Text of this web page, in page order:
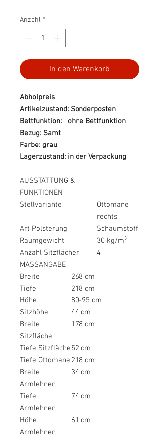
Anzahl *
In den Warenkorb
Abholpreis
Artikelzustand: Sonderposten
Bettfunktion: ohne Bettfunktion
Bezug: Samt
Farbe: grau
Lagerzustand: in der Verpackung
AUSSTATTUNG &
FUNKTIONEN
Stellvariante
Ottomane
rechts
Art Polsterung
Schaumstoff
Raumgewicht
30 kg/m³
Anzahl Sitzflächen
4
MASSANGABE
Breite
268 cm
Tiefe
218 cm
Höhe
80-95 cm
Sitzhöhe
44 cm
Breite
Sitzfläche
178 cm
Tiefe Sitzfläche52 cm
Tiefe Ottomane 218 cm
Breite
Armlehnen
34 cm
Tiefe
Armlehnen
74 cm
Höhe
Armlehnen
61 cm